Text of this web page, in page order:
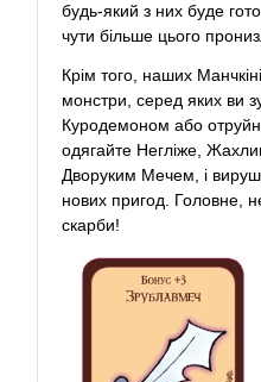
будь-який з них буде
чути більше цього
Крім того, наших
монстри, серед яких ви
Куродемоном або
одягайте Негліже,
Дворуким Мечем, і
нових пригод. Головне,
скарби!